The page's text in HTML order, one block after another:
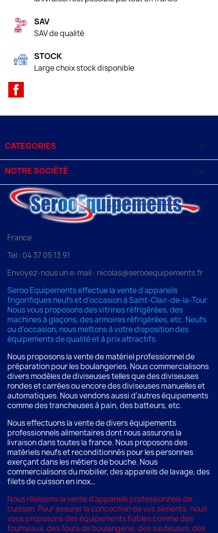
SAV
SAV de qualité
STOCK
Large choix stock disponible
CATEGORIES 
NOTRE SOCIÉTÉ 
France
Tel : 04 37 05 13 91
Envoyez-nous un e-mail : nicolas@serooequipements.fr
Seroo Equipements effectue la vente d’appareils
frigorifiques neufs et d’occasion à Saint-Clair-de-la-Tour.
Nous vous proposons des vitrines réfrigérées, des
machines à glaçons, des armoires réfrigérées, etc. Neufs
ou d’occasion, nous mettons à votre disposition des
équipements de qualité et à prix attractifs.
Nous proposons la vente de matériel professionnel de
préparation pour les boulangeries. Nous commercialisons
divers modèles de diviseuses telles que des diviseuses
rondes et carrées ou encore des diviseuses manuelles et
automatiques. Nous vendons aussi d’autres équipements
comme des trancheuses à pain, des batteurs, etc.
Nous effectuons la vente de divers équipements
professionnels alimentaires dont nous assurons la
livraison dans toutes la france. Nous proposons des
matériels neufs et reconditionnés pour les personnes
exerçant dans les métiers de bouche. Nous
commercialisons du mobilier, des appareils de lavage, des
filets de cuisson en inox…
Nous réalisons la vente d’appareils professionnels de
cuisson. Pour assurer la concoction de vos aliments, nous
vous proposons des équipements fiables comme des
fourneaux, des fours de boulangerie, des sauteuses, des